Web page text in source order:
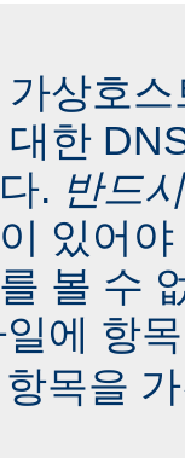
상호
한
. 반드시
있어
볼 수
일에 항
목을